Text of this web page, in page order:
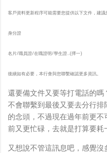
客戶資料更新程序可能需要您提供以下文件，建議
身分證
名片/職員證/在職證明/學生證…(擇一)
後續如有必要，本行會與您聯繫確認更多資訊。
還要備文件又要等打電話的嗎
不會聯繫到最後又要去分行
的念頭，不過現在過年前更
前又更忙碌，去就是打算要耗
又想說不管這訊息吧，感覺